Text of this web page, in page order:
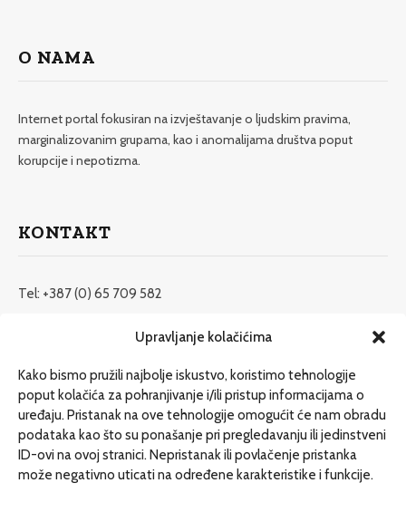
Upravljanje kolačićima
Kako bismo pružili najbolje iskustvo, koristimo tehnologije
poput kolačića za pohranjivanje i/ili pristup informacijama o
uređaju. Pristanak na ove tehnologije omogućit će nam obradu
podataka kao što su ponašanje pri pregledavanju ili jedinstveni
ID-ovi na ovoj stranici. Nepristanak ili povlačenje pristanka
može negativno uticati na određene karakteristike i funkcije.
O NAMA
Internet portal fokusiran na izvještavanje o ljudskim pravima,
marginalizovanim grupama, kao i anomalijama društva poput
korupcije i nepotizma.
KONTAKT
Tel: +387 (0) 65 709 582
redakcija@etrafika.net
Dosije
Drugi pišu
Društvo